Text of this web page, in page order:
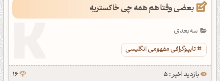
بعضی وقتا هم همه چی خاکستریه
سه‌بعدی
تایپوگرافی مفهومی انگلیسی
بازدید اخیر : 5 16